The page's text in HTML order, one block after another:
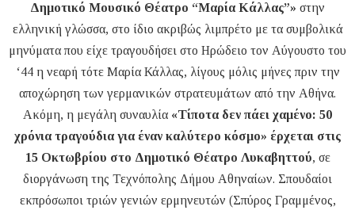
Δημοτικό Μουσικό Θέατρο “Μαρία Κάλλας”» στην
ελληνική γλώσσα, στο ίδιο ακριβώς λιμπρέτο με τα συμβολικά
μηνύματα που είχε τραγουδήσει στο Ηρώδειο τον Αύγουστο του
‘44 η νεαρή τότε Μαρία Κάλλας, λίγους μόλις μήνες πριν την
αποχώρηση των γερμανικών στρατευμάτων από την Αθήνα.
Ακόμη, η μεγάλη συναυλία «Τίποτα δεν πάει χαμένο: 50
χρόνια τραγούδια για έναν καλύτερο κόσμο» έρχεται στις
15 Οκτωβρίου στο Δημοτικό Θέατρο Λυκαβηττού, σε
διοργάνωση της Τεχνόπολης Δήμου Αθηναίων. Σπουδαίοι
εκπρόσωποι τριών γενιών ερμηνευτών (Σπύρος Γραμμένος,